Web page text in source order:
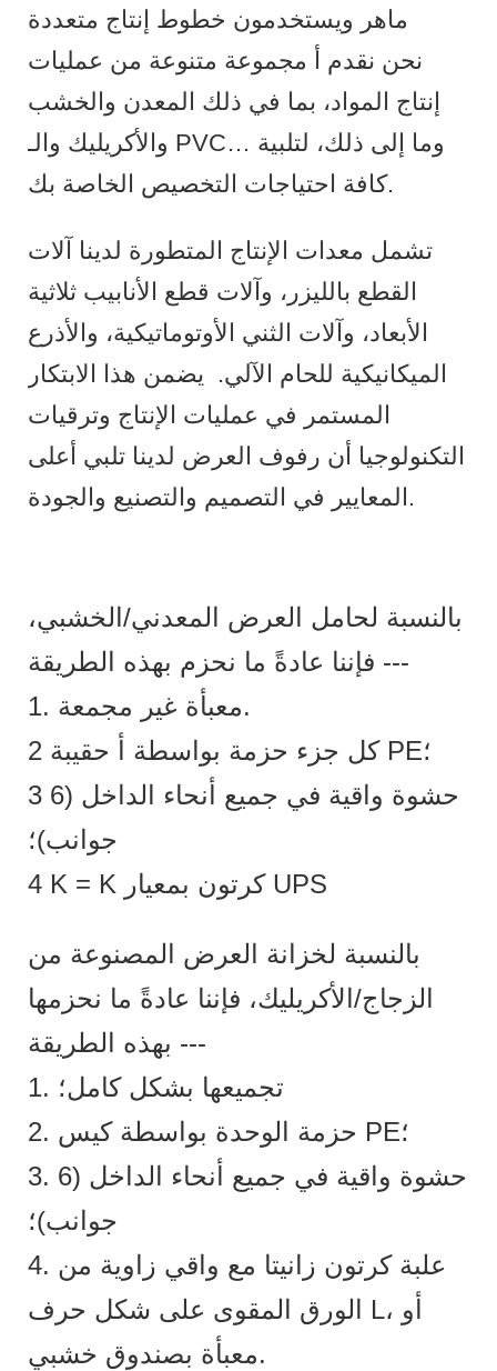
نحن نقدم أ مجموعة متنوعة من عمليات
إنتاج المواد، بما في ذلك المعدن والخشب
والأكريليك والـ PVC… وما إلى ذلك، لتلبية
كافة احتياجات التخصيص الخاصة بك.
تشمل معدات الإنتاج المتطورة لدينا آلات
القطع بالليزر، وآلات قطع الأنابيب ثلاثية
الأبعاد، وآلات الثني الأوتوماتيكية، والأذرع
الميكانيكية للحام الآلي. يضمن هذا الابتكار
المستمر في عمليات الإنتاج وترقيات
التكنولوجيا أن رفوف العرض لدينا تلبي أعلى
المعايير في التصميم والتصنيع والجودة.
بالنسبة لحامل العرض المعدني/الخشبي،
فإننا عادةً ما نحزم بهذه الطريقة ---
1. معبأة غير مجمعة.
3 حشوة واقية في جميع أنحاء الداخل (6
4 K = K كرتون بمعيار UPS
بالنسبة لخزانة العرض المصنوعة من
الزجاج/الأكريليك، فإننا عادةً ما نحزمها
بهذه الطريقة ---
1. تجميعها بشكل كامل؛
2. حزمة الوحدة بواسطة كيس PE؛
3. حشوة واقية في جميع أنحاء الداخل (6
جوانب)؛
4. علبة كرتون زانيتا مع واقي زاوية من
الورق المقوى على شكل حرف L، أو
معبأة بصندوق خشبي.